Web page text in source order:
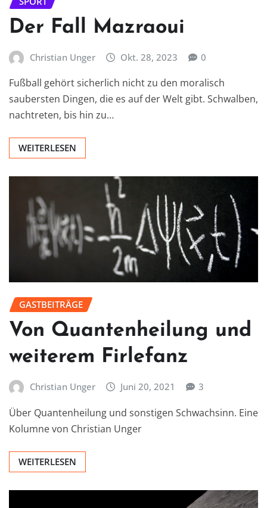
Der Fall Mazraoui
Christian Unger Okt. 28, 2023 0
Fußball gehört sicherlich nicht zu den moralisch
saubersten Dingen, die es auf der Welt gibt. Schwalben,
nachtreten, bis hin zu…
WEITERLESEN
GASTBEITRÄGE
Von Quantenheilung und
weiterem Firlefanz
Christian Unger Juni 20, 2021 3
Über Quantenheilung und sonstigen Schwachsinn. Eine
Kolumne von Christian Unger
WEITERLESEN